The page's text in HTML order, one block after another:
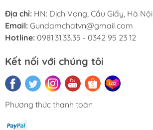
Địa chỉ: HN: Dịch Vọng, Cầu Giấy, Hà Nội
Email: Gundamchatvn@gmail.com
Hotline: 0981.31.33.35 - 0342 95 23 12
Kết nối với chúng tôi
Phương thức thanh toán